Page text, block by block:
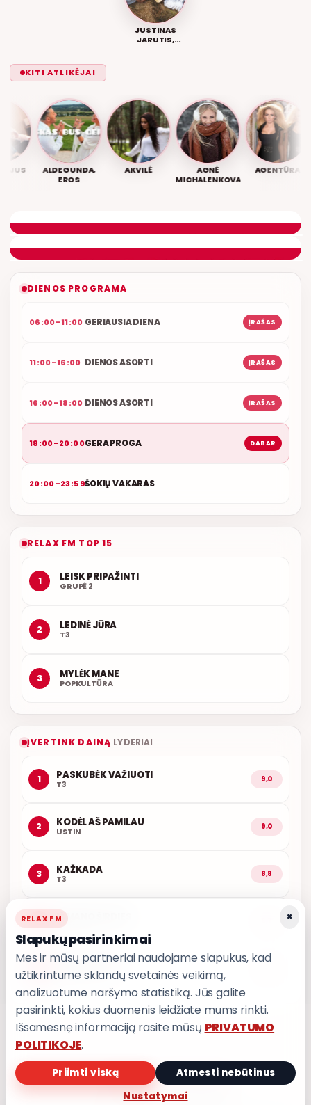
JUSTINAS
JARUTIS,
KITI ATLIKĖJAI
ALDEGUNDA,
EROS
AKVILĖ
AGNĖ
MICHALENKOVAITĖ
AGENTŪRA
DIENOS PROGRAMA
06:00–11:00 GERIAUSIA DIENA ĮRAŠAS
11:00–16:00 DIENOS ASORTI ĮRAŠAS
16:00–18:00 DIENOS ASORTI ĮRAŠAS
18:00–20:00GERA PROGA DABAR
20:00–23:59ŠOKIŲ VAKARAS
RELAX FM TOP 15
1 LEISK PRIPAŽINTI
GRUPĖ 2
2 LEDINĖ JŪRA
T3
3 MYLĖK MANE
POPKULTŪRA
ĮVERTINK DAINĄ LYDERIAI
1 PASKUBĖK VAŽIUOTI
T3 9,0
2 KODĖL AŠ PAMILAU
USTIN 9,0
3 KAŽKADA
T3 8,8
4 IŠ MANO ŠIRDIES
ARČIAU TAVĘS
POPKULTŪRA
PRIVATUMO POLITIKA
Privatumo nustatymai
×
RELAX FM
Slapukų pasirinkimai
Mes ir mūsų partneriai naudojame slapukus, kad
užtikrintume sklandų svetainės veikimą,
analizuotume naršymo statistiką. Jūs galite
pasirinkti, kokius duomenis leidžiate mums rinkti.
Išsamesnę informaciją rasite mūsų PRIVATUMO
POLITIKOJE.
Priimti viską
Atmesti nebūtinus
Nustatymai